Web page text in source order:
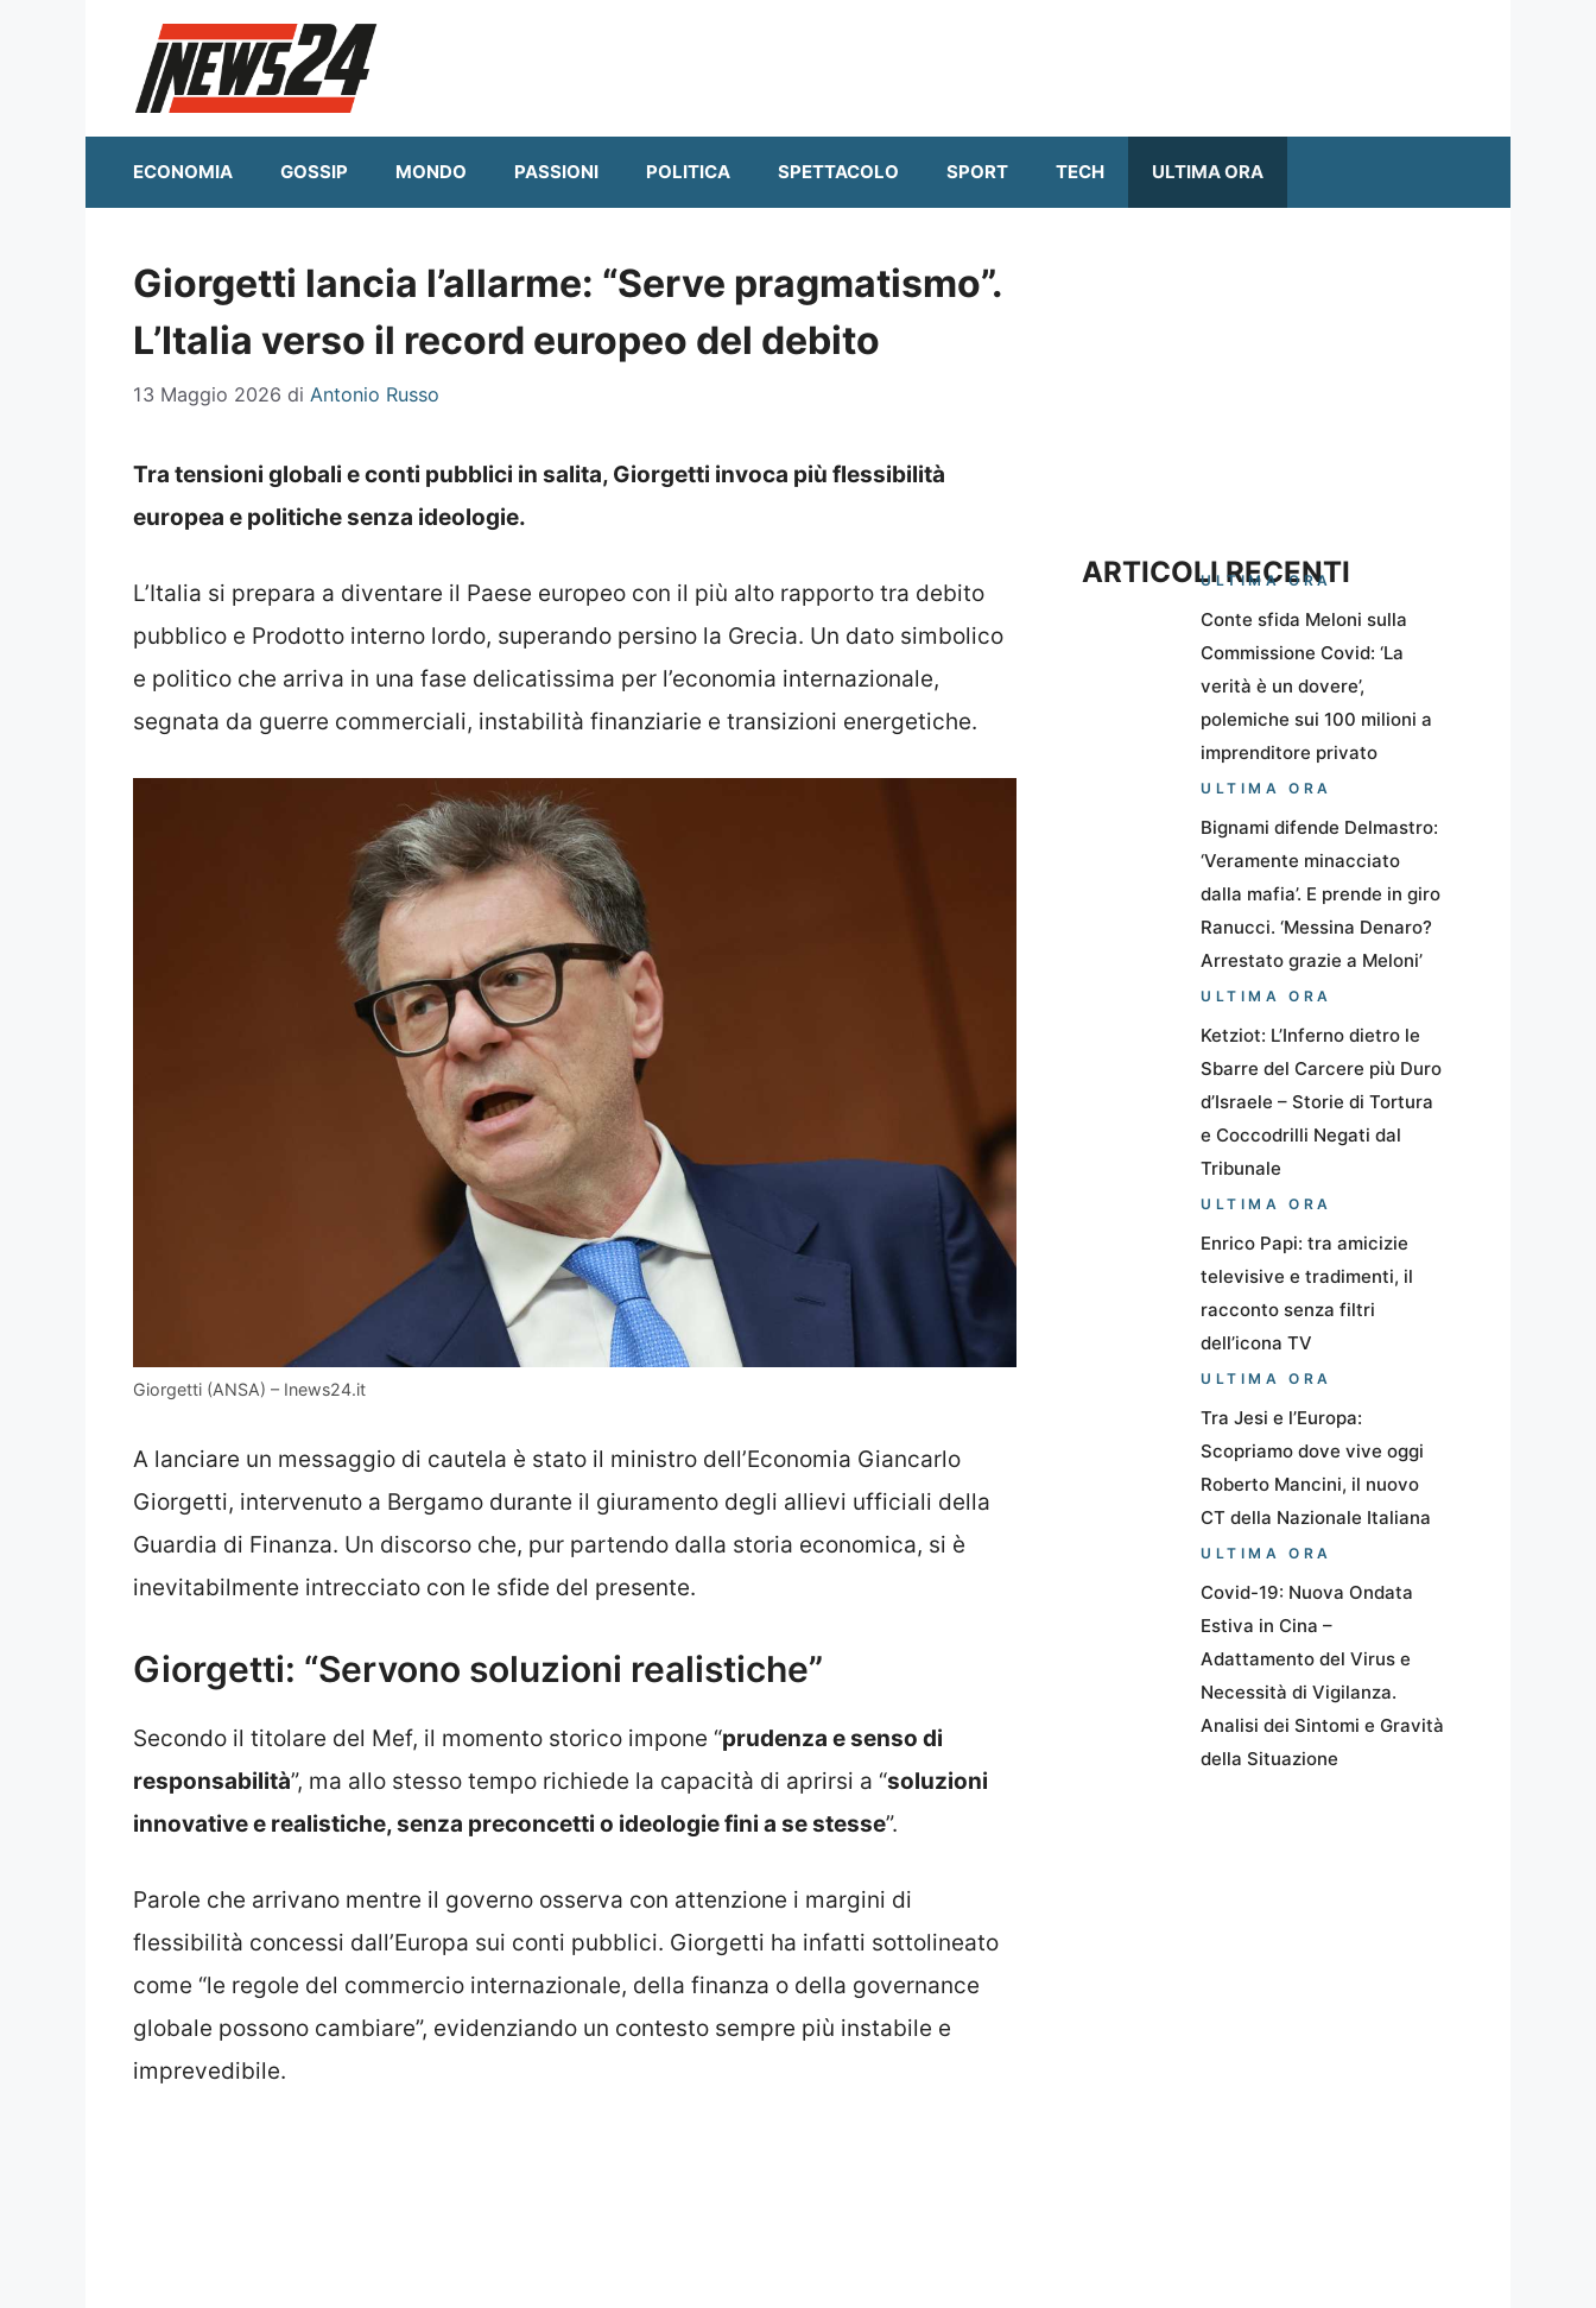
ECONOMIA GOSSIP MONDO PASSIONI POLITICA SPETTACOLO SPORT TECH ULTIMA ORA
Giorgetti lancia l’allarme: “Serve pragmatismo”.
L’Italia verso il record europeo del debito
13 Maggio 2026 di Antonio Russo
Tra tensioni globali e conti pubblici in salita, Giorgetti invoca più flessibilità
europea e politiche senza ideologie.
L’Italia si prepara a diventare il Paese europeo con il più alto rapporto tra debito
pubblico e Prodotto interno lordo, superando persino la Grecia. Un dato simbolico
e politico che arriva in una fase delicatissima per l’economia internazionale,
segnata da guerre commerciali, instabilità finanziarie e transizioni energetiche.
Giorgetti (ANSA) – Inews24.it
A lanciare un messaggio di cautela è stato il ministro dell’Economia Giancarlo
Giorgetti, intervenuto a Bergamo durante il giuramento degli allievi ufficiali della
Guardia di Finanza. Un discorso che, pur partendo dalla storia economica, si è
inevitabilmente intrecciato con le sfide del presente.
Giorgetti: “Servono soluzioni realistiche”
Secondo il titolare del Mef, il momento storico impone “prudenza e senso di
responsabilità”, ma allo stesso tempo richiede la capacità di aprirsi a “soluzioni
innovative e realistiche, senza preconcetti o ideologie fini a se stesse”.
Parole che arrivano mentre il governo osserva con attenzione i margini di
flessibilità concessi dall’Europa sui conti pubblici. Giorgetti ha infatti sottolineato
come “le regole del commercio internazionale, della finanza o della governance
globale possono cambiare”, evidenziando un contesto sempre più instabile e
imprevedibile.
ARTICOLI RECENTI
ULTIMA ORA
Conte sfida Meloni sulla
Commissione Covid: ‘La
verità è un dovere’,
polemiche sui 100 milioni a
imprenditore privato
ULTIMA ORA
Bignami difende Delmastro:
‘Veramente minacciato
dalla mafia’. E prende in giro
Ranucci. ‘Messina Denaro?
Arrestato grazie a Meloni’
ULTIMA ORA
Ketziot: L’Inferno dietro le
Sbarre del Carcere più Duro
d’Israele – Storie di Tortura
e Coccodrilli Negati dal
Tribunale
ULTIMA ORA
Enrico Papi: tra amicizie
televisive e tradimenti, il
racconto senza filtri
dell’icona TV
ULTIMA ORA
Tra Jesi e l’Europa:
Scopriamo dove vive oggi
Roberto Mancini, il nuovo
CT della Nazionale Italiana
ULTIMA ORA
Covid-19: Nuova Ondata
Estiva in Cina –
Adattamento del Virus e
Necessità di Vigilanza.
Analisi dei Sintomi e Gravità
della Situazione